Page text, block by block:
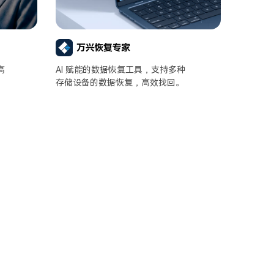
AI 赋能的数据恢复工具，支持多种
存储设备的数据恢复，高效找回。